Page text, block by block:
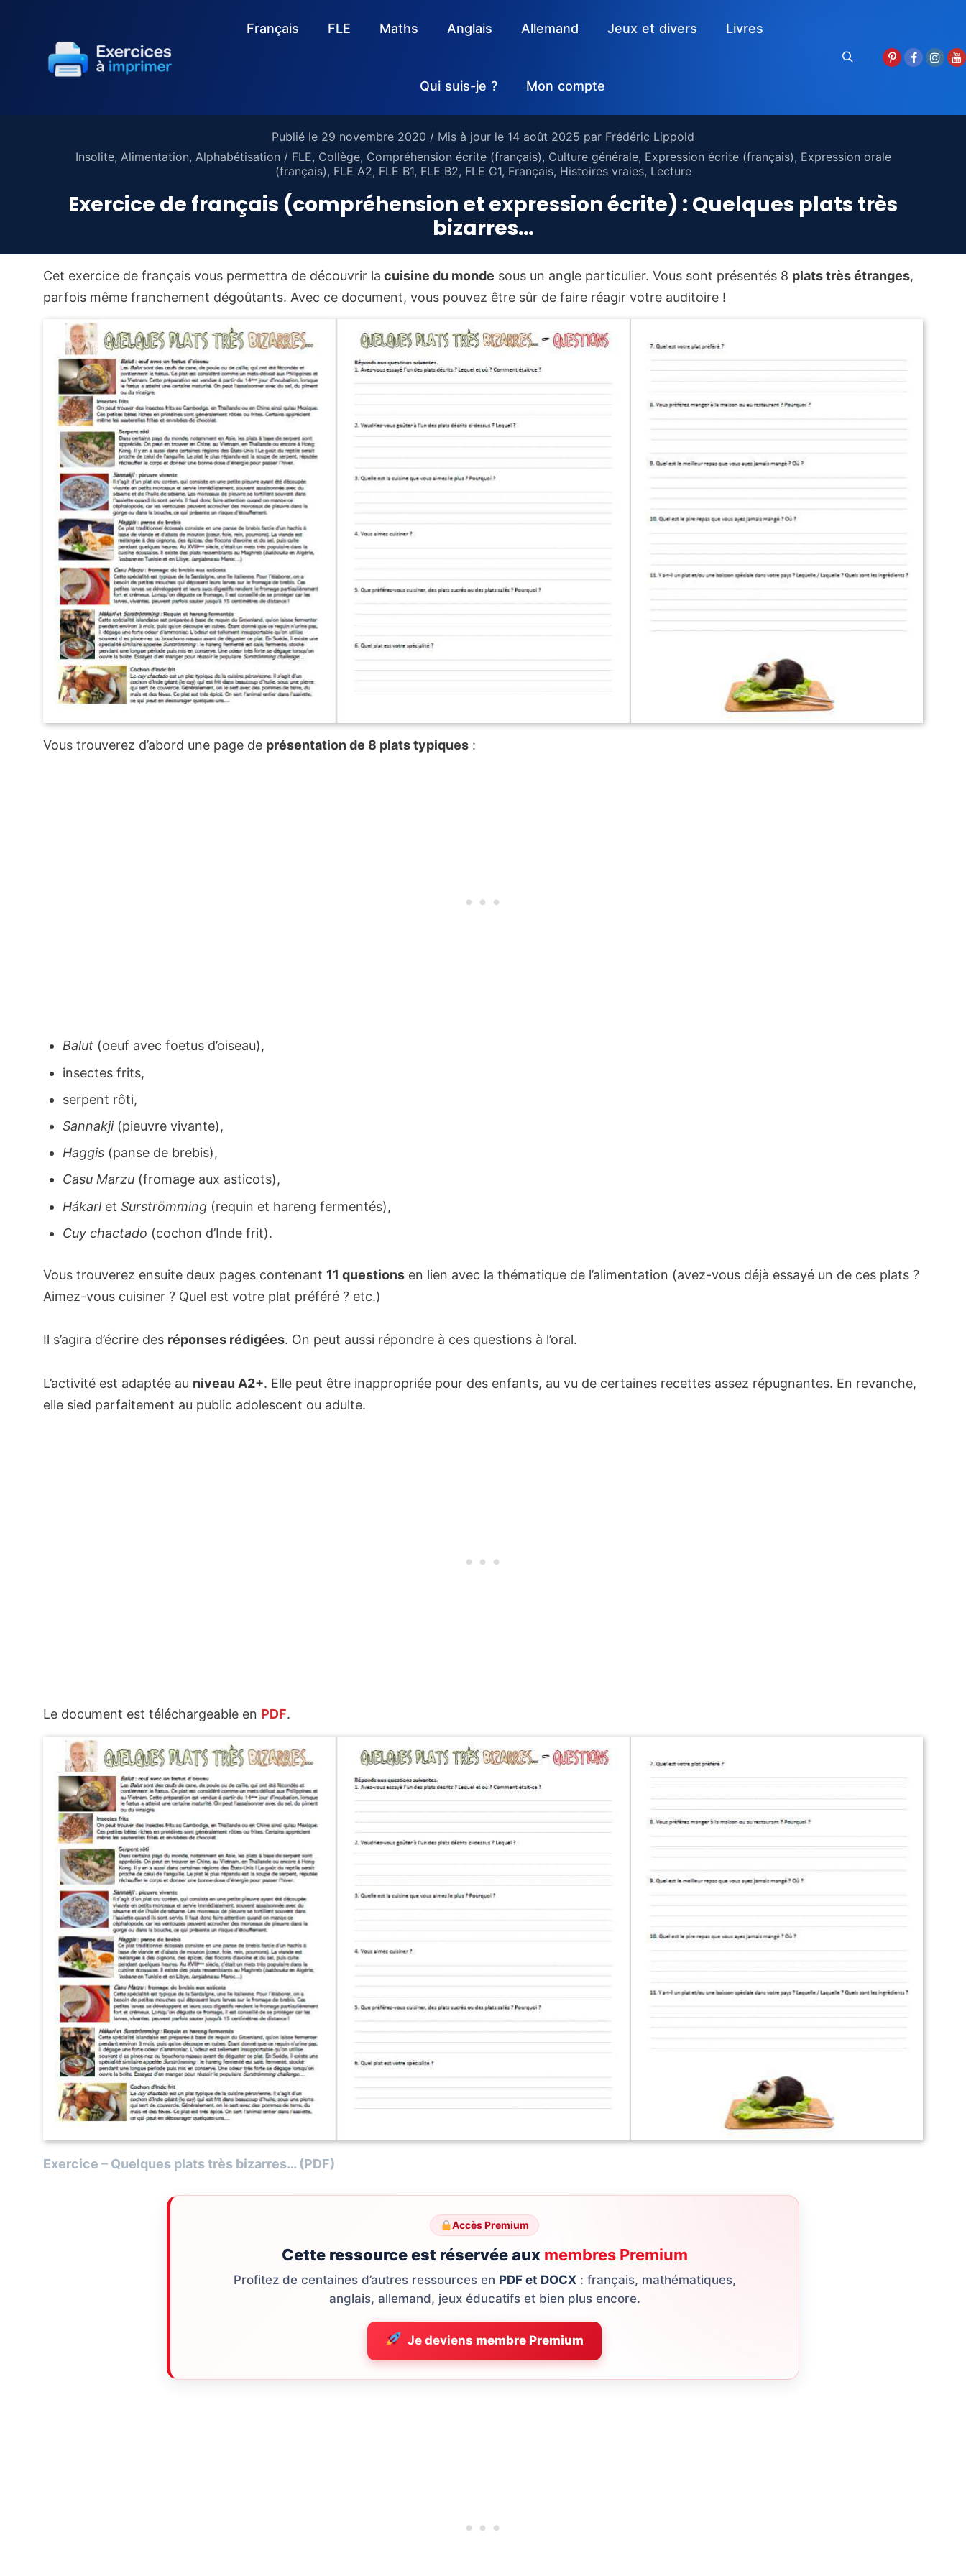
Français FLE Maths Anglais Allemand Jeux et divers Livres
Qui suis-je ? Mon compte
Publié le 29 novembre 2020 / Mis à jour le 14 août 2025 par Frédéric Lippold
Insolite, Alimentation, Alphabétisation / FLE, Collège, Compréhension écrite (français), Culture générale, Expression écrite (français), Expression orale
(français), FLE A2, FLE B1, FLE B2, FLE C1, Français, Histoires vraies, Lecture
Exercice de français (compréhension et expression écrite) : Quelques plats très
bizarres…
Cet exercice de français vous permettra de découvrir la cuisine du monde sous un angle particulier. Vous sont présentés 8 plats très étranges,
parfois même franchement dégoûtants. Avec ce document, vous pouvez être sûr de faire réagir votre auditoire !
Vous trouverez d’abord une page de présentation de 8 plats typiques :
Balut (oeuf avec foetus d’oiseau),
insectes frits,
serpent rôti,
Sannakji (pieuvre vivante),
Haggis (panse de brebis),
Casu Marzu (fromage aux asticots),
Hákarlet Surströmming (requin et hareng fermentés),
Cuy chactado (cochon d’Inde frit).
Vous trouverez ensuite deux pages contenant 11 questions en lien avec la thématique de l’alimentation (avez-vous déjà essayé un de ces plats ?
Aimez-vous cuisiner ? Quel est votre plat préféré ? etc.)
Il s’agira d’écrire des réponses rédigées. On peut aussi répondre à ces questions à l’oral.
L’activité est adaptée au niveau A2+. Elle peut être inappropriée pour des enfants, au vu de certaines recettes assez répugnantes. En revanche,
elle sied parfaitement au public adolescent ou adulte.
Le document est téléchargeable en PDF.
Exercice – Quelques plats très bizarres… (PDF)
Accès Premium
Cette ressource est réservée aux membres Premium
Profitez de centaines d’autres ressources en PDF et DOCX: français, mathématiques,
anglais, allemand, jeux éducatifs et bien plus encore.
Je deviens membre Premium